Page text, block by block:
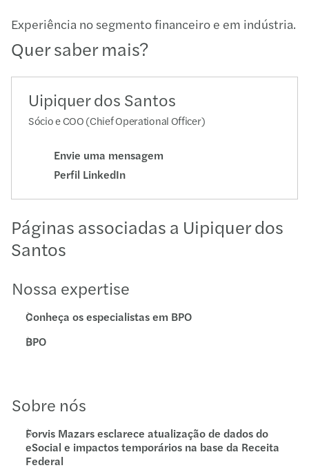
Experiência no segmento financeiro e em indústria.
Quer saber mais?
Uipiquer dos Santos
Sócio e COO (Chief Operational Officer)
Envie uma mensagem
Perfil LinkedIn
Páginas associadas a Uipiquer dos
Santos
Nossa expertise
Conheça os especialistas em BPO
BPO
Sobre nós
Forvis Mazars esclarece atualização de dados do
eSocial e impactos temporários na base da Receita
Federal